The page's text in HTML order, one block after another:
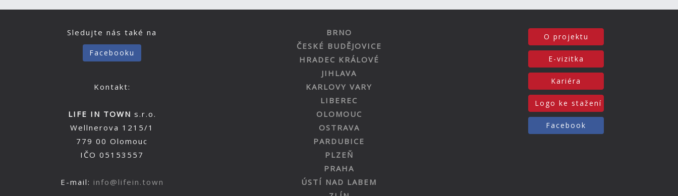
Sledujte nás také na
Facebooku
Kontakt:
LIFE IN TOWN s.r.o.
Wellnerova 1215/1
779 00 Olomouc
IČO 05153557
E-mail: info@lifein.town
BRNO
ČESKÉ BUDĚJOVICE
HRADEC KRÁLOVÉ
JIHLAVA
KARLOVY VARY
LIBEREC
OLOMOUC
OSTRAVA
PARDUBICE
PLZEŇ
PRAHA
ÚSTÍ NAD LABEM
O projektu
E-vizitka
Kariéra
Logo ke stažení
Facebook